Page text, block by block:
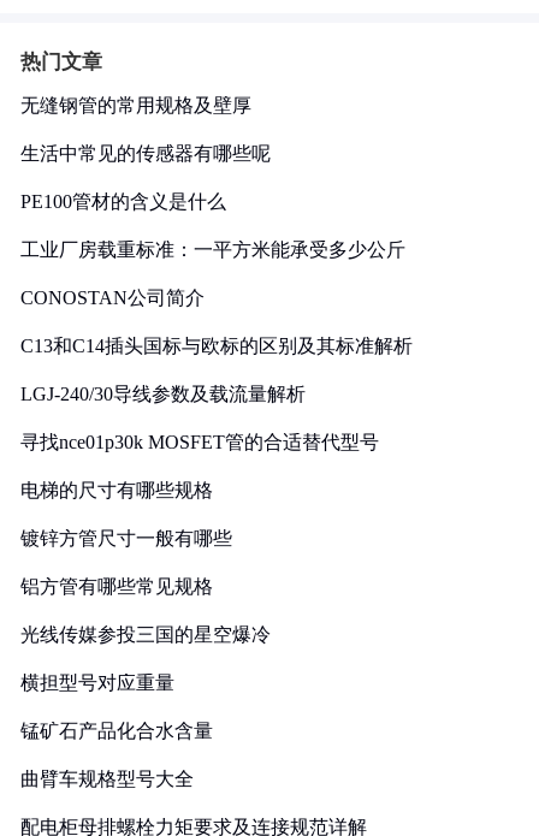
热门文章
无缝钢管的常用规格及壁厚
生活中常见的传感器有哪些呢
PE100管材的含义是什么
工业厂房载重标准：一平方米能承受多少公斤
CONOSTAN公司简介
C13和C14插头国标与欧标的区别及其标准解析
LGJ-240/30导线参数及载流量解析
寻找nce01p30k MOSFET管的合适替代型号
电梯的尺寸有哪些规格
镀锌方管尺寸一般有哪些
铝方管有哪些常见规格
光线传媒参投三国的星空爆冷
横担型号对应重量
锰矿石产品化合水含量
曲臂车规格型号大全
配电柜母排螺栓力矩要求及连接规范详解